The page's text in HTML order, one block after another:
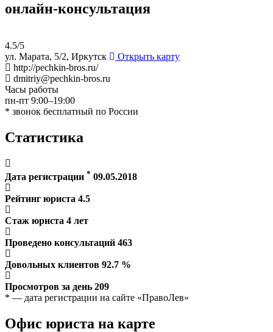
онлайн-консультация
4.5/5
ул. Марата, 5/2, Иркутск
Открыть карту
http://pechkin-bros.ru/
dmitriy@pechkin-bros.ru
Часы работы
пн-пт 9:00–19:00
* звонок бесплатный по России
Статистика
Дата регистрации * 09.05.2018
Рейтинг юриста 4.5
Стаж юриста 4 лет
Проведено консультаций 463
Довольных клиентов 92.7 %
Просмотров за день 209
* — дата регистрации на сайте «ПравоЛев»
Офис юриста на карте